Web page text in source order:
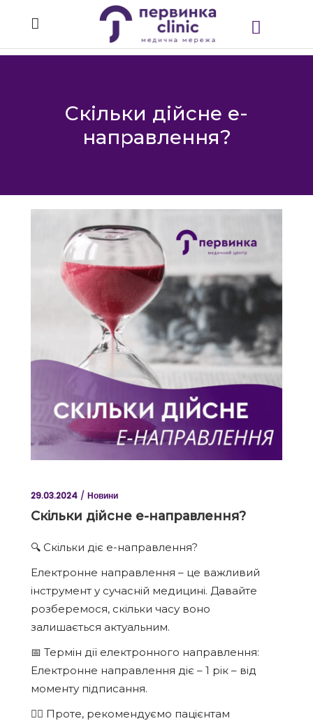
Скільки дійсне е-
направлення?
29.03.2024 Новини
Скільки дійсне е-направлення?
🔍 Скільки діє е-направлення?
Електронне направлення – це важливий
інструмент у сучасній медицині. Давайте
розберемося, скільки часу воно
залишається актуальним.
📅 Термін дії електронного направлення:
Електронне направлення діє – 1 рік – від
моменту підписання.
☝🏻 Проте, рекомендуємо пацієнтам